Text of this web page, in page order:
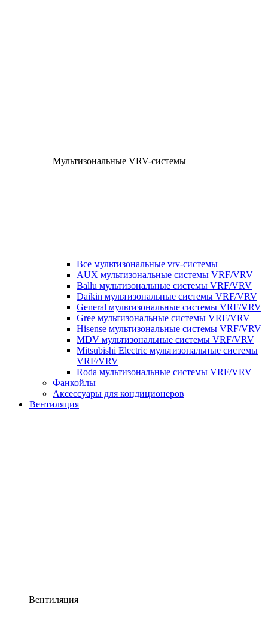
Мультизональные VRV-системы
Все мультизональные vrv-системы
AUX мультизональные системы VRF/VRV
Ballu мультизональные системы VRF/VRV
Daikin мультизональные системы VRF/VRV
General мультизональные системы VRF/VRV
Gree мультизональные системы VRF/VRV
Hisense мультизональные системы VRF/VRV
MDV мультизональные системы VRF/VRV
Mitsubishi Electric мультизональные системы
VRF/VRV
Roda мультизональные системы VRF/VRV
Фанкойлы
Аксессуары для кондиционеров
Вентиляция
Вентиляция